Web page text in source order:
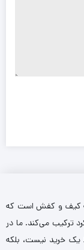
کیف و کفش است که
ترکیب می‌کند. ما در
یک خرید نیست، بلکه